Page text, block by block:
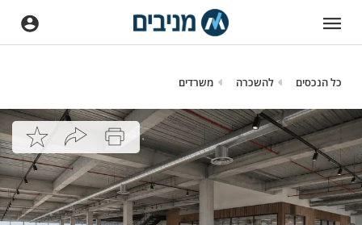
כל הנכסים להשכרה משרדים